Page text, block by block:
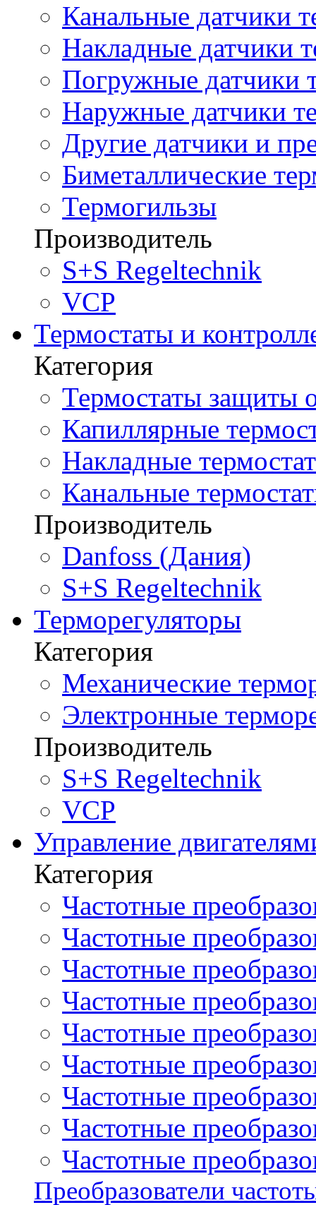
Канальные датчики
Накладные датчики
Погружные датчики
Наружные датчики
Другие датчики и
Биметаллические
Термогильзы
Производитель
S+S Regeltechnik
VCP
Термостаты и
Категория
Термостаты защиты
Капиллярные
Накладные
Канальные
Производитель
Danfoss (Дания)
S+S Regeltechnik
Терморегуляторы
Категория
Механические
Электронные
Производитель
S+S Regeltechnik
VCP
Управление
Категория
Частотные
Частотные
Частотные
Частотные
Частотные
Частотные
Частотные
Частотные
Частотные
Преобразователи